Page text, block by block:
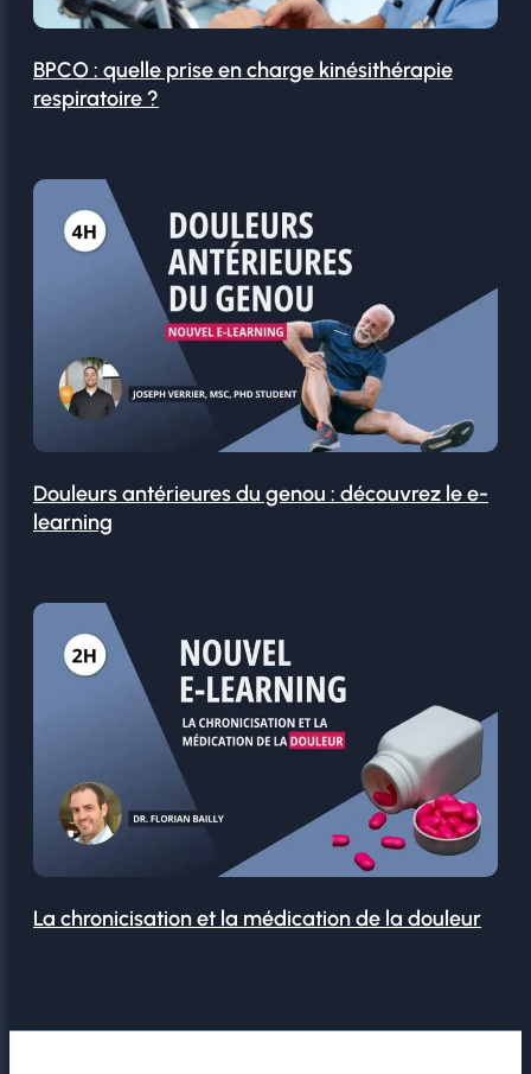
BPCO : quelle prise en charge kinésithérapie
respiratoire ?
Douleurs antérieures du genou : découvrez le e-
learning
La chronicisation et la médication de la douleur